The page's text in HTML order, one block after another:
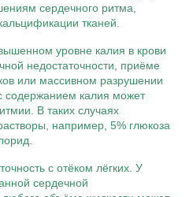
сердечного ритма,
тканей.
уровне калия в крови
недостаточности, приёме
или массивном разрушении
содержанием калия может
В таких случаях
например, 5% глюкоза
с отёком лёгких. У
сердечной